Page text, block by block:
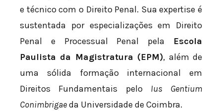
e técnico com o Direito Penal. Sua expertise é
sustentada por especializações em Direito
Penal e Processual Penal pela Escola
Paulista da Magistratura (EPM), além de
uma sólida formação internacional em
Direitos Fundamentais pelo Ius Gentium
Conimbrigaeda Universidade de Coimbra.